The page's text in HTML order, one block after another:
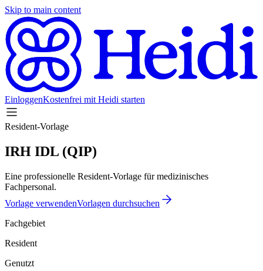
Skip to main content
EinloggenKostenfrei mit Heidi starten
Resident-Vorlage
IRH IDL (QIP)
Eine professionelle Resident-Vorlage für medizinisches
Fachpersonal.
Vorlage verwendenVorlagen durchsuchen
Fachgebiet
Resident
Genutzt